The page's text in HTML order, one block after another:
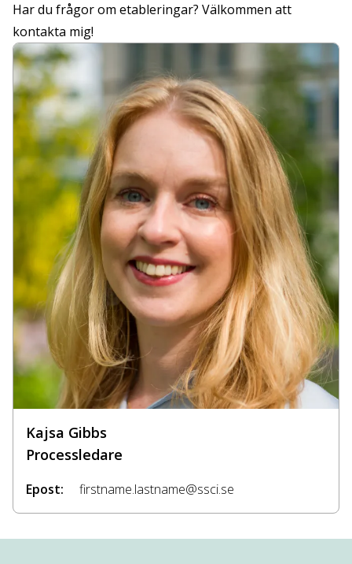
Har du frågor om etableringar? Välkommen att
kontakta mig!
Kajsa Gibbs
Processledare
Epost: firstname.lastname@ssci.se